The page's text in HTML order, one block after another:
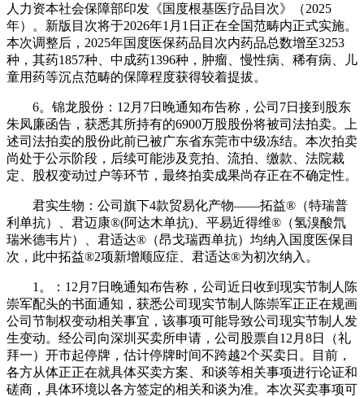
人力资本社会保障部印发《国度根基医疗品目次》（2025
年）。新版目次将于2026年1月1日正在全国范畴内正式实施。
本次调整后，2025年国度医保药品目次内药品总数增至3253
种，其药1857种、中成药1396种，肿瘤、慢性病、稀有病、儿
童用药等沉点范畴的保障程度获得较着提拔。
6。锦龙股份：12月7日晚通知布告称，公司7日接到股东
朱凤廉函告，获悉其所持有的6900万股股份将被司法拍卖。上
述司法拍卖的股份此前已被广东省东莞市中级冻结。本次拍卖
尚处于公示阶段，后续可能涉及竞拍、流拍、缴款、法院裁
定、股权变动过户等环节，最终拍卖成果尚存正在不确定性。
君实生物：公司旗下4款贸易化产物——拓益®（特瑞普
利单抗）、君迈康®(阿达木单抗)、平易近得维®（氢溴酸氘
瑞米德韦片）、君适达®（昂戈瑞西单抗）均纳入国度医保目
次，此中拓益®2项新增顺应症、君适达®为初次纳入。
1。：12月7日晚通知布告称，公司近日收到现实节制人陈
崇军配头的书面通知，获悉公司现实节制人陈崇军正正在规画
公司节制权变动相关事宜，该事项可能导致公司现实节制人发
生变动。经公司向深圳买卖所申请，公司股票自12月8日（礼
拜一）开市起停牌，估计停牌时间不跨越2个买卖日。目前，
各方从体正正在就具体买卖方案、和谈等相关事项进行论证和
磋商，具体环境以各方签定的相关和谈为准。本次买卖事项可